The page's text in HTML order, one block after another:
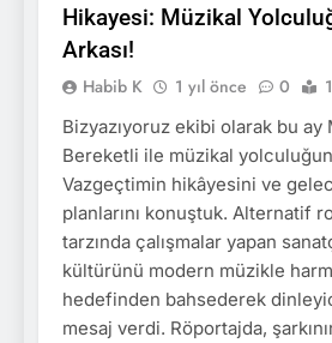
Hikayesi: Müzikal
Arkası!
Habib K 1 yıl önce 0
Bizyazıyoruz ekibi olarak bu ay
Bereketli ile müzikal
Vazgeçtimin hikâyesini ve
planlarını konuştuk. Alternatif
tarzında çalışmalar yapan
kültürünü modern müzikle
hedefinden bahsederek
mesaj verdi. Röportajda,